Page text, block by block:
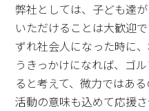
弊社としては、子ども達
いただけることは大歓迎
ずれ社会人になった時に
うきっかけになれば、ゴ
ると考えて、微力ではあ
活動の意味も込めて応援